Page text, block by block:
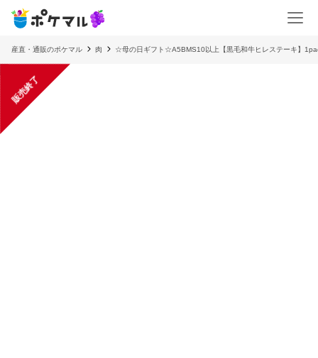
産直・通販のポケマル 肉 ☆母の日ギフト☆A5BMS10以上【黒毛和牛ヒレステーキ】
販売終了